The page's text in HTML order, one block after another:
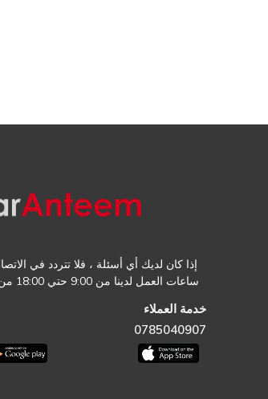
إذا كان لديك أي أسئلة ، فلا تتردد في
ساعات العمل لدينا من 9:00 حتي 18:00 من السبت إلى الخميس
خدمة العملاء
0785040907